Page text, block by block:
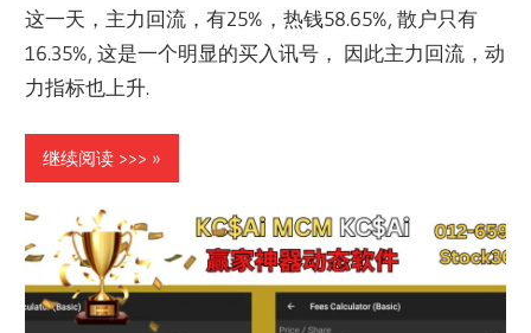
这一天，主力回流，有25%，热钱58.65%, 散户只有
16.35%, 这是一个明显的买入讯号， 因此主力回流，动
力指标也上升.
继续阅读 >>>